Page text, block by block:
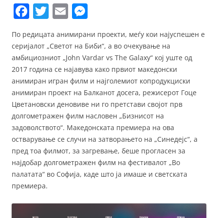
F
c
e
b
o
o
k
T
itt
er
E
ai
l
ss
e
n
g
er
По редицата анимирани проекти, меѓу кои најуспешен е
серијалот „Светот на Биби“, а во очекување на
амбициозниот „John Vardar vs The Galaxy“ кој уште од
2017 година се најавува како првиот македонски
анимиран игран филм и најголемиот копродукциски
анимиран проект на Балканот досега, режисерот Гоце
Цветановски деновиве ни го претстави својот прв
долгометражен филм насловен „Бизнисот на
задоволството“. Македонската премиера на ова
остварување се случи на затворањето на „Синедејс“, а
пред тоа филмот, за загревање, беше прогласен за
најдобар долгометражен филм на фестивалот „Во
палатата“ во Софија, каде што ја имаше и светската
премиера.